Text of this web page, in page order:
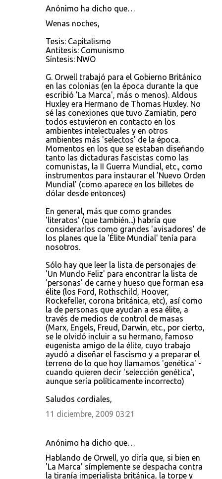
Anónimo ha dicho que…
Wenas noches,
Tesis: Capitalismo
Antitesis: Comunismo
Síntesis: NWO
G. Orwell trabajó para el Gobierno Británico
en las colonias (en la época durante la que
escribió 'La Marca', más o menos). Aldous
Huxley era Hermano de Thomas Huxley. No
sé las conexiones que tuvo Zamiatin, pero
todos estuvieron en contacto en los
ambientes intelectuales y en otros
ambientes más 'selectos' de la época.
Momentos en los que se estaban diseñando
tanto las dictaduras fascistas como las
comunistas, la II Guerra Mundial, etc., como
instrumentos para instaurar el 'Nuevo Orden
Mundial' (como aparece en los billetes de
dólar desde entonces)
En general, más que como grandes
'literatos' (que también...) habría que
considerarlos como grandes 'avisadores' de
los planes que la 'Élite Mundial' tenía para
nosotros.
Sólo hay que leer la lista de personajes de
'Un Mundo Feliz' para encontrar la lista de
'personas' de carne y hueso que forman esa
élite (los Ford, Rothschild, Hoover,
Rockefeller, corona británica, etc), así como
la de personas que ayudan a esa élite, a
través de medios de control de masas
(Marx, Engels, Freud, Darwin, etc., por cierto,
se le olvidó incluir a su hermano, famoso
eugenista amigo de la élite, cuyo trabajo
ayudó a diseñar el fascismo y a preparar el
terreno de lo que hoy llamamos 'genética' -
cuando quieren decir 'selección genética',
aunque sería políticamente incorrecto)
Saludos cordiales,
11 diciembre, 2009 03:21
Anónimo ha dicho que…
Hablando de Orwell, yo diría que, si bien en
'La Marca' símplemente se despacha contra
la tiranía imperialista británica, la torpe y